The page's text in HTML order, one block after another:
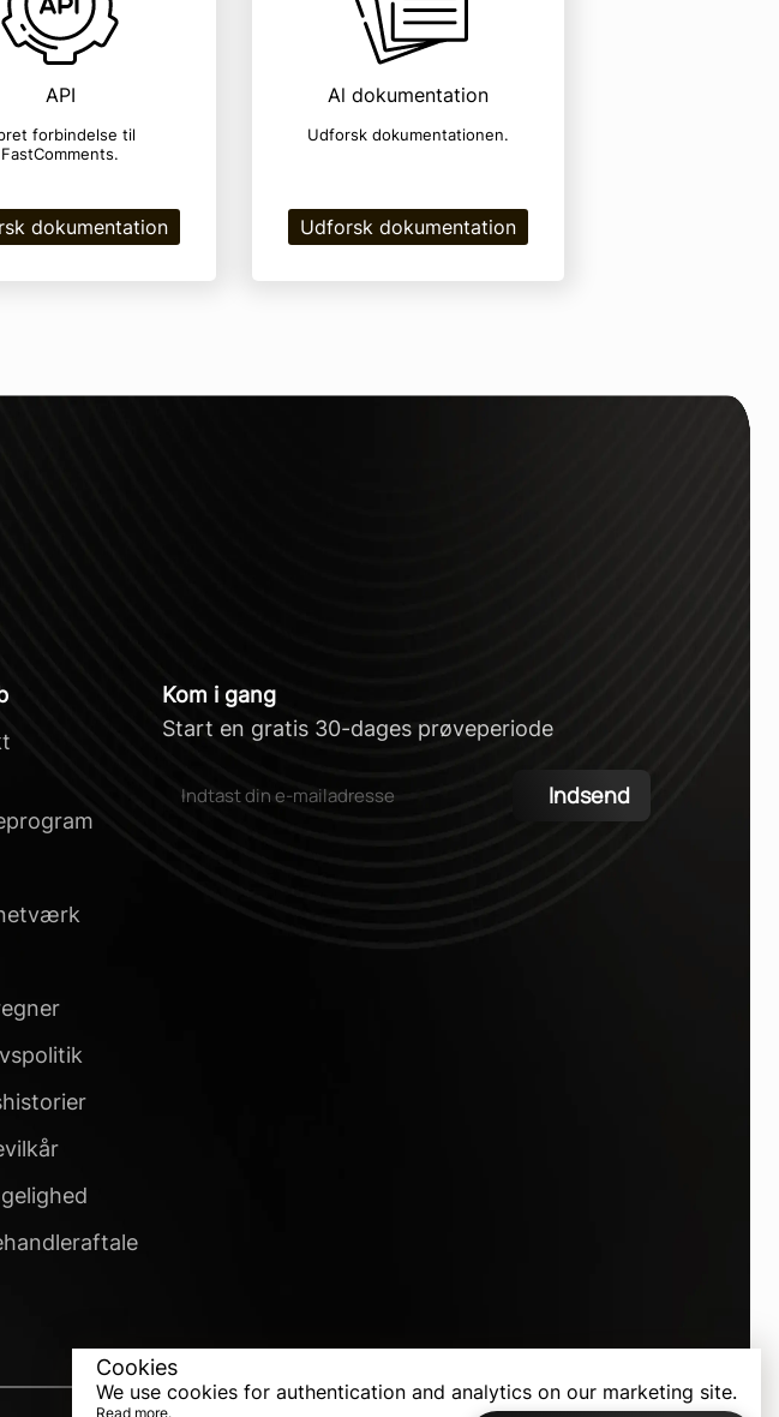
API
forbindelse til
FastComments.
dokumentation
Al dokumentation
Udforsk dokumentationen.
Udforsk dokumentation
Kom i gang
Start en gratis 30-dages prøveperiode
Indsend
Cookies
We use cookies for authentication and analytics on our marketing site.
Read more.